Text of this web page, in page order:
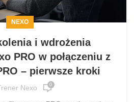
NEXO
i wdrożenia
PRO w połączeniu z
– pierwsze kroki
Nexo 0